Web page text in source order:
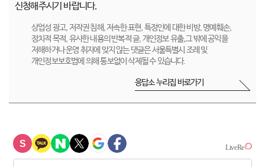
신청해주시기 바랍니다.
상업성 광고, 저작권 침해, 저속한 표현, 특정인에 대한 비방, 명예훼손,
정치적 목적, 유사한 내용의 반복적 글, 개인정보 유출,그 밖에 공익을
저해하거나 운영 취지에 맞지 않는 댓글은 서울특별시 조례 및
개인정보보호법에 의해 통보없이 삭제될 수 있습니다.
응답소 누리집 바로가기